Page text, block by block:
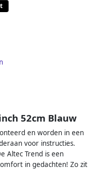
52cm Blauw
en worden in een
voor instructies.
Altec Trend is een
in gedachten! Zo zit